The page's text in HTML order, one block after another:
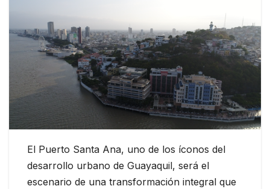
El Puerto Santa Ana, uno de los íconos del
desarrollo urbano de Guayaquil, será el
escenario de una transformación integral que